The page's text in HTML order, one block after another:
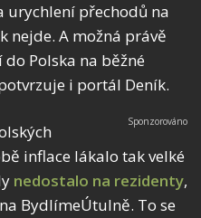
urychlení přechodů na
nejde. A možná právě
Polska na běžné
i portál Deník.
inflace lákalo tak velké
nedostalo na rezidenty,
BydlímeÚtulně. To se